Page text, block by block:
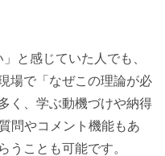
と感じていた人でも、
場で「なぜこの理論が必
く、学ぶ動機づけや納得
問やコメント機能もあ
うことも可能です。